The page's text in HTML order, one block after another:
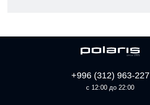
+996 (312) 963-227
с 12:00 до 22:00